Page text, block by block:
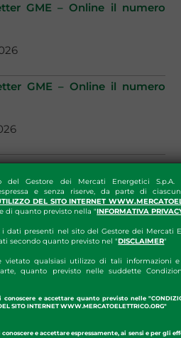
del Gestore dei Mercati Energetici S.p.A.
e senza riserve, da parte di
DEL SITO INTERNET
di quanto previsto nella "INFORMATIVA
dati presenti nel sito del Gestore dei Mercati
secondo quanto previsto nel "DISCLAIMER"
vietato qualsiasi utilizzo di tali informazioni
quanto previsto nelle suddette
conoscere e accettare quanto previsto nelle
SITO INTERNET WWW.MERCATOELETTRICO.ORG"
e accettare espressamente, ai sensi e per gli
GME – Online il numero
GME – Online il numero